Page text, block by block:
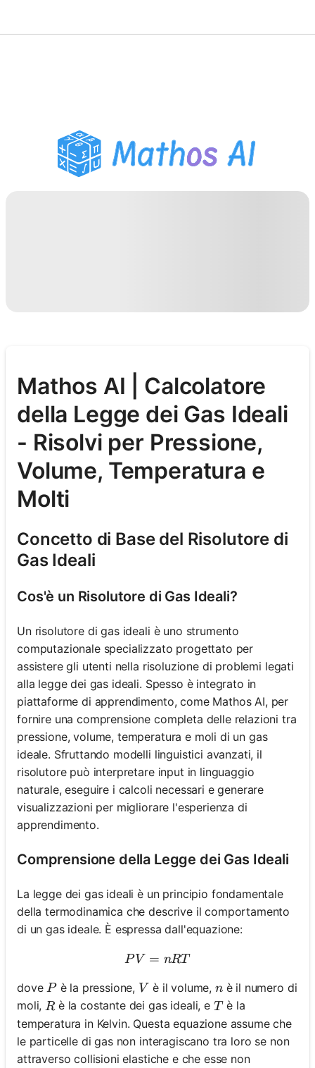
Assistente Compiti PDF
Strumenti di studio
Mathos AI | Calcolatore
della Legge dei Gas Ideali
- Risolvi per Pressione,
Volume, Temperatura e
Molti
Concetto di Base del Risolutore di
Gas Ideali
Cos'è un Risolutore di Gas Ideali?
Un risolutore di gas ideali è uno strumento
computazionale specializzato progettato per
assistere gli utenti nella risoluzione di problemi legati
alla legge dei gas ideali. Spesso è integrato in
piattaforme di apprendimento, come Mathos AI, per
fornire una comprensione completa delle relazioni tra
pressione, volume, temperatura e moli di un gas
ideale. Sfruttando modelli linguistici avanzati, il
risolutore può interpretare input in linguaggio
naturale, eseguire i calcoli necessari e generare
visualizzazioni per migliorare l'esperienza di
apprendimento.
Comprensione della Legge dei Gas Ideali
La legge dei gas ideali è un principio fondamentale
della termodinamica che descrive il comportamento
di un gas ideale. È espressa dall'equazione:
PV = nRT
PV = nRT
dove P
Pè la pressione, V
V è il volume, n
nè il numero di
moli, R
Rè la costante dei gas ideali, e T
T è la
temperatura in Kelvin. Questa equazione assume che
le particelle di gas non interagiscano tra loro se non
attraverso collisioni elastiche e che esse non